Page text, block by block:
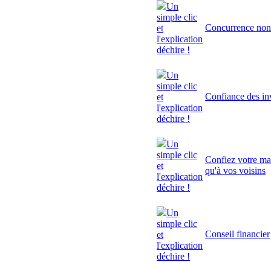
Un
simple clic
et
l'explication
déchire !
Concurrence
Un
simple clic
et
l'explication
déchire !
Confiance des
Un
simple clic
et
l'explication
déchire !
Confiez votre
qu'à vos voisins
Un
simple clic
et
l'explication
déchire !
Conseil financier